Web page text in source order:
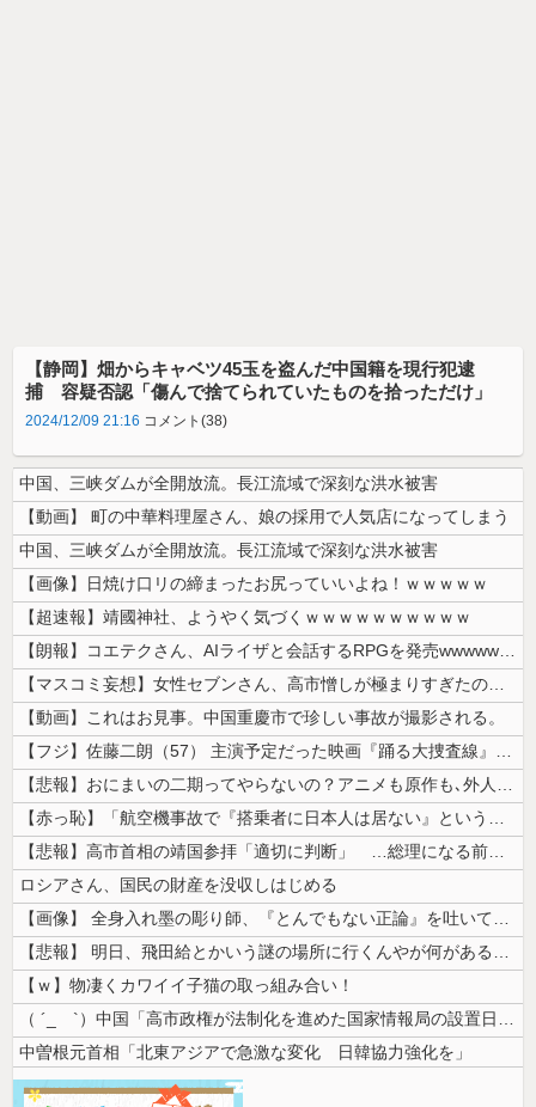
【静岡】畑からキャベツ45玉を盗んだ中国籍を現行犯逮
捕 容疑否認「傷んで捨てられていたものを拾っただけ」
2024/12/09 21:16 コメント(38)
中国、三峡ダムが全開放流。長江流域で深刻な洪水被害
【動画】 町の中華料理屋さん、娘の採用で人気店になってしまう
中国、三峡ダムが全開放流。長江流域で深刻な洪水被害
【画像】日焼け口リの締まったお尻っていいよね！ｗｗｗｗｗ
【超速報】靖國神社、ようやく気づくｗｗｗｗｗｗｗｗｗｗ
【朗報】コエテクさん、AIライザと会話するRPGを発売wwwwwwww...
【マスコミ妄想】女性セブンさん、高市憎しが極まりすぎたのか、過去一級の...
【動画】これはお見事。中国重慶市で珍しい事故が撮影される。
【フジ】佐藤二朗（57） 主演予定だった映画『踊る大捜査線』スピンオフ...
【悲報】おにまいの二期ってやらないの？アニメも原作も､外人からも人気あ...
【赤っ恥】「航空機事故で『搭乗者に日本人は居ない』という発表は嫌い。人...
【悲報】高市首相の靖国参拝「適切に判断」 …総理になる前の昨年は参拝
ロシアさん、国民の財産を没収しはじめる
【画像】 全身入れ墨の彫り師、『とんでもない正論』を吐いて30万再生さ...
【悲報】 明日、飛田給とかいう謎の場所に行くんやが何があるんや????...
【ｗ】物凄くカワイイ子猫の取っ組み合い！
（ ´_ゝ`）中国「高市政権が法制化を進めた国家情報局の設置日が7月3...
中曽根元首相「北東アジアで急激な変化 日韓協力強化を」